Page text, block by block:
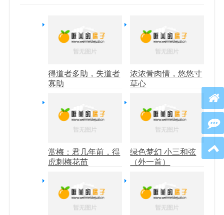
得道者多助，失道者
寡助
浓浓骨肉情，悠悠寸
草心
赏梅：君几年前，得
虎刺梅花苗
绿色梦幻 小三和弦
（外一首）